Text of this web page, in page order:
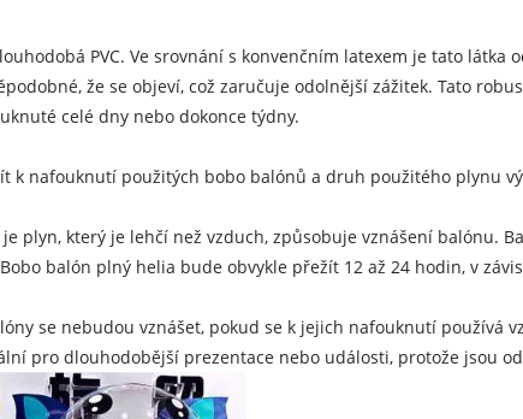
PVC. Ve srovnání s konvenčním latexem je tato
že se objeví, což zaručuje odolnější zážitek. Tato
celé dny nebo dokonce týdny.
k nafouknutí použitých bobo balónů a druh použitého plynu
plyn, který je lehčí než vzduch, způsobuje vznášení balónu.
balón plný helia bude obvykle přežít 12 až 24 hodin, v
se nebudou vznášet, pokud se k jejich nafouknutí používá
pro dlouhodobější prezentace nebo události, protože jsou